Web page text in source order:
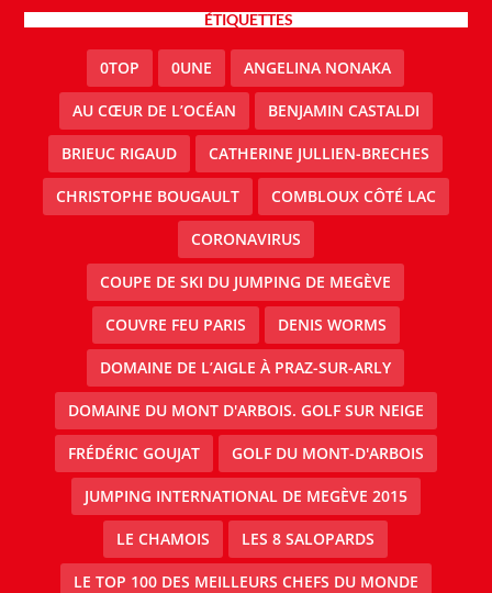
ÉTIQUETTES
0TOP 0UNE ANGELINA NONAKA
AU CŒUR DE L’OCÉAN BENJAMIN CASTALDI
BRIEUC RIGAUD CATHERINE JULLIEN-BRECHES
CHRISTOPHE BOUGAULT COMBLOUX CÔTÉ LAC
CORONAVIRUS
COUPE DE SKI DU JUMPING DE MEGÈVE
COUVRE FEU PARIS DENIS WORMS
DOMAINE DE L’AIGLE À PRAZ-SUR-ARLY
DOMAINE DU MONT D'ARBOIS. GOLF SUR NEIGE
FRÉDÉRIC GOUJAT GOLF DU MONT-D'ARBOIS
JUMPING INTERNATIONAL DE MEGÈVE 2015
LE CHAMOIS LES 8 SALOPARDS
LE TOP 100 DES MEILLEURS CHEFS DU MONDE